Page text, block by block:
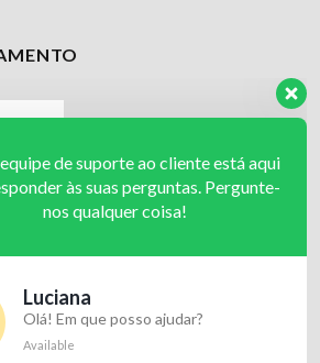
de suporte ao cliente está aqui
Olá! Em que posso ajudar?
Luciana
Olá! Em que posso ajudar?